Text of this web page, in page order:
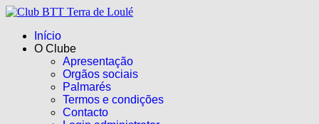
Início
O Clube
Apresentação
Orgãos sociais
Palmarés
Termos e condições
Contacto